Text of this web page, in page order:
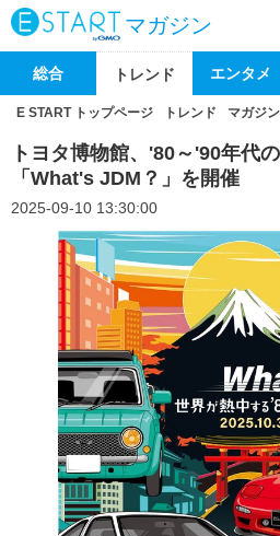
マガジン
総合 トレンド エンタメ
E START トップページ トレンド マガジン
トヨタ博物館、'80～'90年代
「What's JDM？」を開催
2025-09-10 13:30:00